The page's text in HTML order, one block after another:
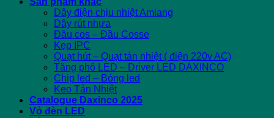
Dây điện chịu nhiệt Amiang
Dây rút nhựa
Đầu cos – Đầu Cosse
Kẹp IPC
Quạt hút – Quạt tản nhiệt ( điện 220v AC)
Tăng phô LED – Driver LED DAXINCO
Chip led – Bóng led
Keo Tản Nhiệt
Catalogue Daxinco 2025
Vỏ đèn LED